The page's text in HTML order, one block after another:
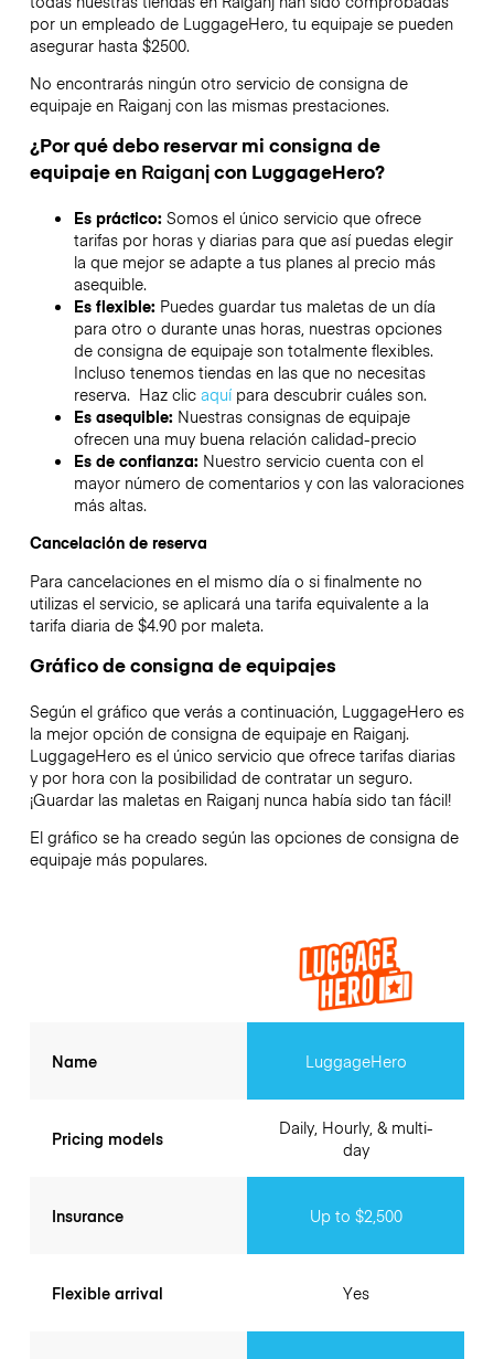
por un empleado de LuggageHero, tu equipaje se pueden
asegurar hasta $2500.
No encontrarás ningún otro servicio de consigna de
equipaje en Raiganjcon las mismas prestaciones.
¿Por qué debo reservar mi consigna de
equipaje en Raiganjcon LuggageHero?
Es práctico: Somos el único servicio que ofrece
tarifas por horas y diarias para que así puedas elegir
la que mejor se adapte a tus planes al precio más
asequible.
Es flexible: Puedes guardar tus maletas de un día
para otro o durante unas horas, nuestras opciones
de consigna de equipaje son totalmente flexibles.
Incluso tenemos tiendas en las que no necesitas
reserva. Haz clic aquípara descubrir cuáles son.
Es asequible: Nuestras consignas de equipaje
ofrecen una muy buena relación calidad-precio
Es de confianza: Nuestro servicio cuenta con el
mayor número de comentarios y con las valoraciones
más altas.
Cancelación de reserva
Para cancelaciones en el mismo día o si finalmente no
utilizas el servicio, se aplicará una tarifa equivalente a la
tarifa diaria de $4.90 por maleta.
Gráfico de consigna de equipajes
Según el gráfico que verás a continuación, LuggageHero es
la mejor opción de consigna de equipaje en Raiganj.
LuggageHero es el único servicio que ofrece tarifas diarias
y por hora con la posibilidad de contratar un seguro.
¡Guardar las maletas en Raiganjnunca había sido tan fácil!
El gráfico se ha creado según las opciones de consigna de
equipaje más populares.
Name
Pricing models
Insurance
Flexible arrival
LuggageHero
Daily, Hourly, & multi-
day
Up to $2,500
Yes